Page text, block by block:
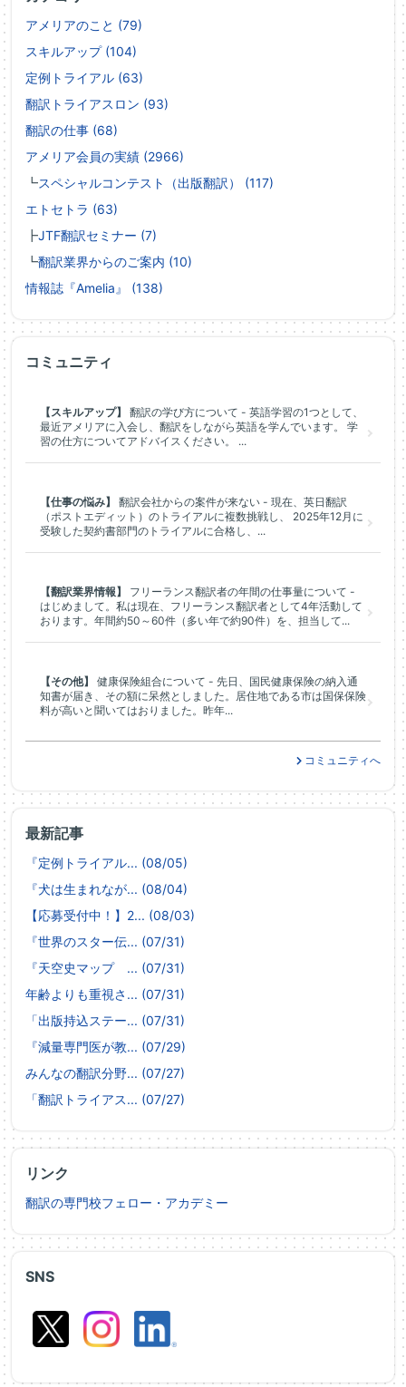
SNS
アメリアのこと (79)
スキルアップ (104)
定例トライアル (63)
翻訳トライアスロン (93)
翻訳の仕事 (68)
アメリア会員の実績 (2966)
┗スペシャルコンテスト（出版翻訳） (117)
エトセトラ (63)
┣JTF翻訳セミナー (7)
┗翻訳業界からのご案内 (10)
情報誌『Amelia』 (138)
最新記事
『定例トライアル... (08/05)
『犬は生まれなが... (08/04)
【応募受付中！】2... (08/03)
『世界のスター伝... (07/31)
『天空史マップ ... (07/31)
年齢よりも重視さ... (07/31)
「出版持込ステー... (07/31)
『減量専門医が教... (07/29)
みんなの翻訳分野... (07/27)
「翻訳トライアス... (07/27)
リンク
翻訳の専門校フェロー・アカデミー
コミュニティ
【スキルアップ】
翻訳の学び方について - 英語学習の1つとして、
最近アメリアに入会し、翻訳をしながら英語を学んでいます。 学
習の仕方についてアドバイスください。 ...
【仕事の悩み】
翻訳会社からの案件が来ない - 現在、英日翻訳
（ポストエディット）のトライアルに複数挑戦し、 2025年12月に
受験した契約書部門のトライアルに合格し、...
【翻訳業界情報】
フリーランス翻訳者の年間の仕事量について -
はじめまして。私は現在、フリーランス翻訳者として4年活動して
おります。年間約50～60件（多い年で約90件）を、担当して...
【その他】
健康保険組合について - 先日、国民健康保険の納入通
知書が届き、その額に呆然としました。居住地である市は国保保険
料が高いと聞いてはおりました。昨年...
コミュニティへ